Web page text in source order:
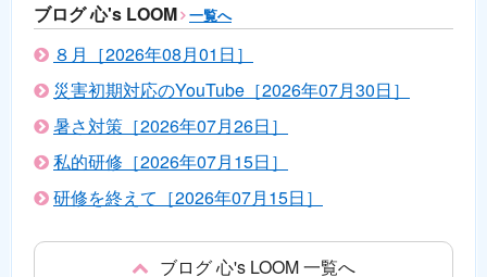
ブログ 心's LOOM 一覧へ
８月［2026年08月01日］
災害初期対応のYouTube［2026年07月30日］
暑さ対策［2026年07月26日］
私的研修［2026年07月15日］
研修を終えて［2026年07月15日］
ブログ 心's LOOM 一覧へ